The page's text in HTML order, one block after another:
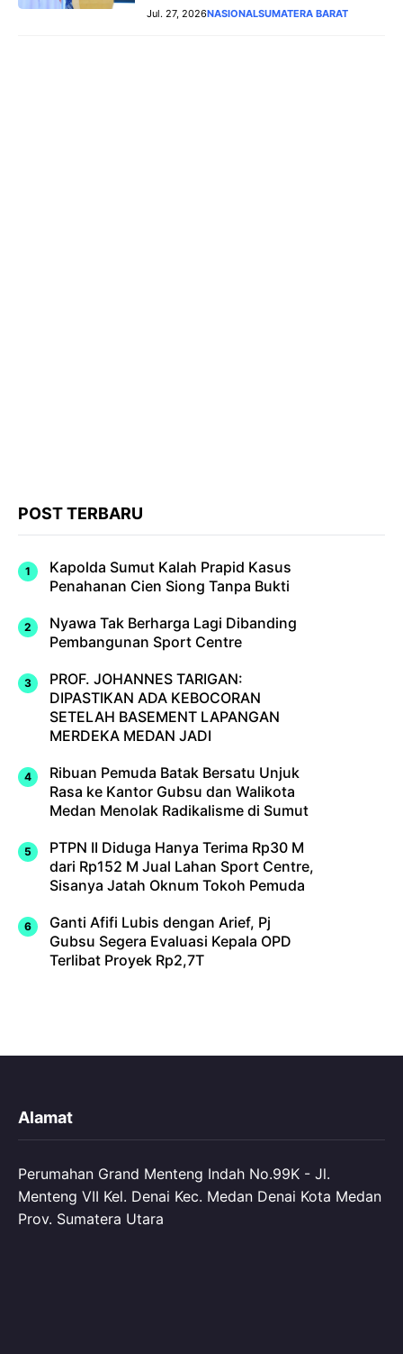
Jul. 27, 2026NASIONALSUMATERA BARAT
POST TERBARU
Kapolda Sumut Kalah Prapid Kasus
Penahanan Cien Siong Tanpa Bukti
Nyawa Tak Berharga Lagi Dibanding
Pembangunan Sport Centre
PROF. JOHANNES TARIGAN:
DIPASTIKAN ADA KEBOCORAN
SETELAH BASEMENT LAPANGAN
MERDEKA MEDAN JADI
Ribuan Pemuda Batak Bersatu Unjuk
Rasa ke Kantor Gubsu dan Walikota
Medan Menolak Radikalisme di Sumut
PTPN II Diduga Hanya Terima Rp30 M
dari Rp152 M Jual Lahan Sport Centre,
Sisanya Jatah Oknum Tokoh Pemuda
Ganti Afifi Lubis dengan Arief, Pj
Gubsu Segera Evaluasi Kepala OPD
Terlibat Proyek Rp2,7T
Alamat
Perumahan Grand Menteng Indah No.99K - Jl.
Menteng VII Kel. Denai Kec. Medan Denai Kota Medan
Prov. Sumatera Utara